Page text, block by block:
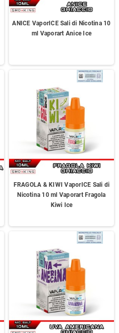
ANICE VaporICE Sali di Nicotina 10
ml Vaporart Anice Ice
FRAGOLA & KIWI VaporICE Sali di
Nicotina 10 ml Vaporart Fragola
Kiwi Ice